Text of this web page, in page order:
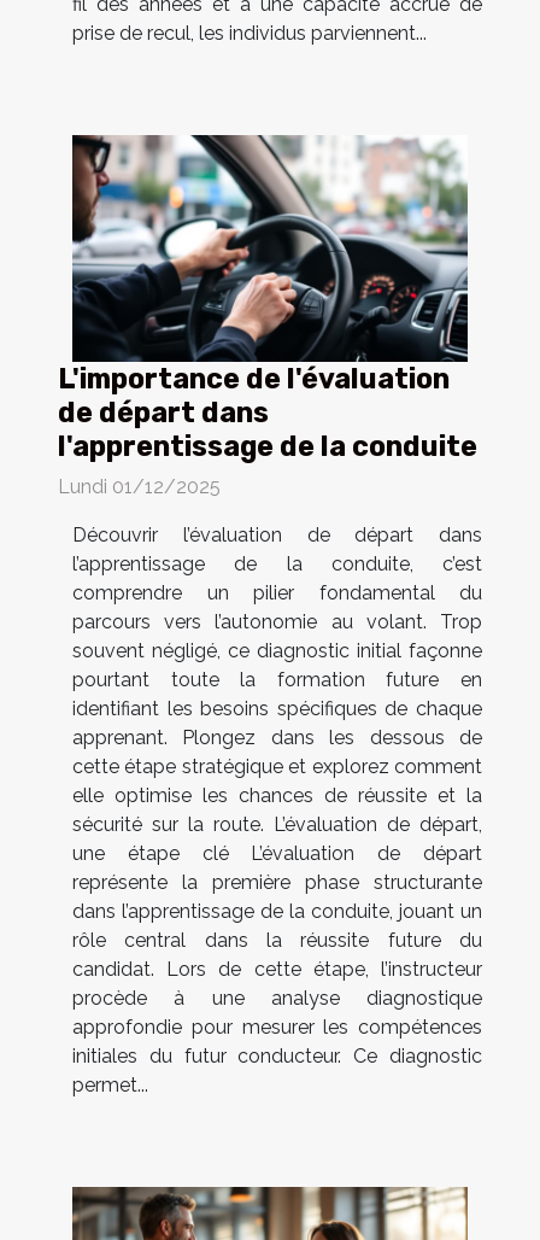
prise de recul, les individus parviennent...
L'importance de l'évaluation
de départ dans
l'apprentissage de la conduite
Lundi 01/12/2025
Découvrir l’évaluation de départ dans
l’apprentissage de la conduite, c’est
comprendre un pilier fondamental du
parcours vers l’autonomie au volant. Trop
souvent négligé, ce diagnostic initial façonne
pourtant toute la formation future en
identifiant les besoins spécifiques de chaque
apprenant. Plongez dans les dessous de
cette étape stratégique et explorez comment
elle optimise les chances de réussite et la
sécurité sur la route. L’évaluation de départ,
une étape clé L’évaluation de départ
représente la première phase structurante
dans l’apprentissage de la conduite, jouant un
rôle central dans la réussite future du
candidat. Lors de cette étape, l’instructeur
procède à une analyse diagnostique
approfondie pour mesurer les compétences
initiales du futur conducteur. Ce diagnostic
permet...